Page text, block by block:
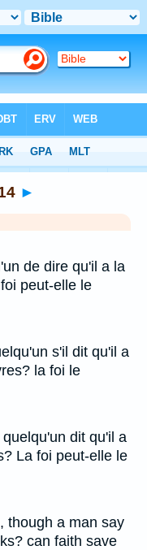
►
de dire qu'il a la
peut-elle le
s'il dit qu'il a
la foi le
dit qu'il a
La foi peut-elle le
though a man say
can faith save